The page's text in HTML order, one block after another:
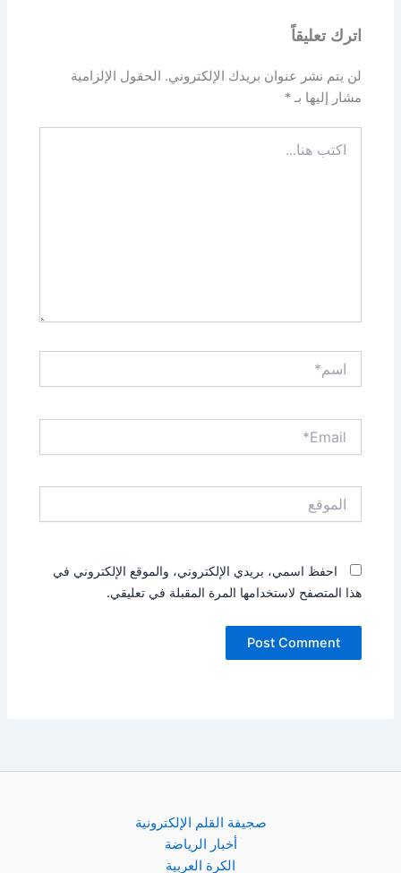
اترك تعليقاً
لن يتم نشر عنوان بريدك الإلكتروني. الحقول الإلزامية
مشار إليها بـ*
هنا...
احفظ اسمي، بريدي الإلكتروني، والموقع الإلكتروني في
هذا المتصفح لاستخدامها المرة المقبلة في تعليقي.
صجيفة القلم الإلكترونية
أخبار الرياضة
الكرة العربية